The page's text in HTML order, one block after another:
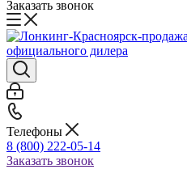
Заказать звонок
Телефоны
8 (800) 222-05-14
Заказать звонок